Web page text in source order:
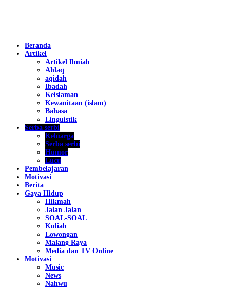
Beranda
Artikel
Artikel Ilmiah
Ahlaq
aqidah
Ibadah
Keislaman
Kewanitaan (islam)
Bahasa
Linguistik
Serba serbi
Keluarga
Serba serbi
Humor
Lucu
Pembelajaran
Motivasi
Berita
Gaya Hidup
Hikmah
Jalan Jalan
SOAL-SOAL
Kuliah
Lowongan
Malang Raya
Media dan TV Online
Motivasi
Music
News
Nahwu